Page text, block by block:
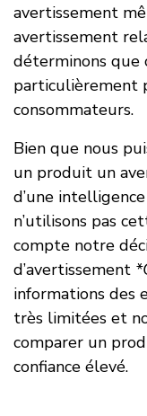
avertissement
avertissement
déterminons que
particulièrement
consommateurs.
Bien que nous
un produit un
d’une
n’utilisons pas
compte notre
d’avertissement
informations des
très limitées et
comparer un
confiance élevé.